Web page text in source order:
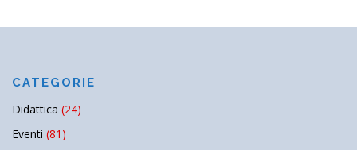
CATEGORIE
Didattica (24)
Eventi (81)